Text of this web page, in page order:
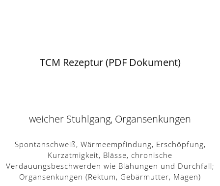
TCM Rezeptur (PDF Dokument)
weicher Stuhlgang, Organsenkungen
Spontanschweiß, Wärmeempfindung, Erschöpfung,
Kurzatmigkeit, Blässe, chronische
Verdauungsbeschwerden wie Blähungen und Durchfall;
Organsenkungen (Rektum, Gebärmutter, Magen)